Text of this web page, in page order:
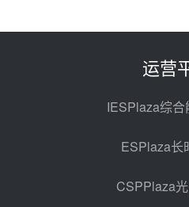
120MW
目熔盐
中国电
100MW
08-06
运营
IESPlaza综合
ESPlaza长
CSPPlaza